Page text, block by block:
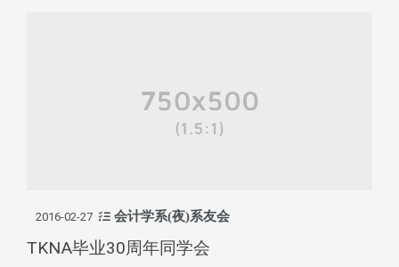
2016-02-27 会计学系(夜)系友会
TKNA毕业30周年同学会